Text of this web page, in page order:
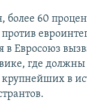
более 60
в Евросоюз
где
крупнейших в